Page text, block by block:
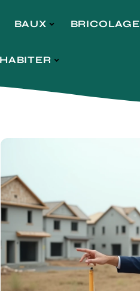
BAUX BRICOLAGE
HABITER